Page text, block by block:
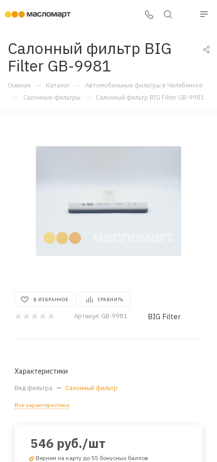
Салонный фильтр BIG
Filter GB-9981
Главная — Каталог — Автомобильные фильтры в Челябинске
— Салонные фильтры — Салонный фильтр BIG Filter GB-9981
В ИЗБРАННОЕ СРАВНИТЬ
Артикул: GB-9981 BIG Filter
Характеристики
Вид фильтра — Салонный фильтр
Все характеристики
546 руб./шт
Вернем на карту до 55 бонусных баллов